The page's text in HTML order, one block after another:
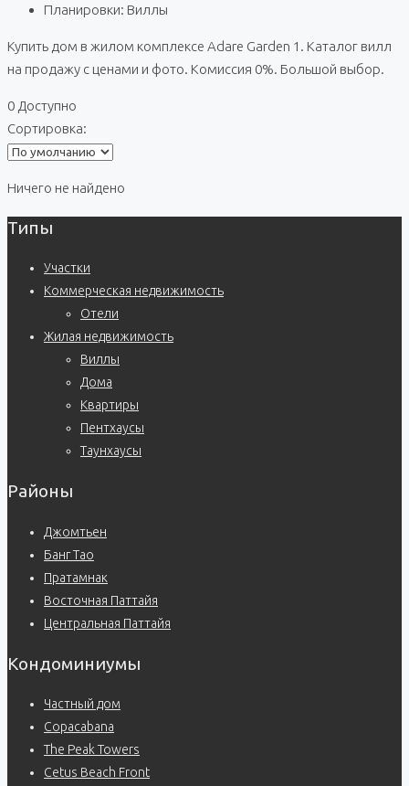
Планировки: Виллы
Купить дом в жилом комплексе Adare Garden 1. Каталог вилл
на продажу с ценами и фото. Комиссия 0%. Большой выбор.
0 Доступно
Сортировка:
Ничего не найдено
Типы
Участки
Коммерческая недвижимость
Отели
Жилая недвижимость
Виллы
Дома
Квартиры
Пентхаусы
Таунхаусы
Районы
Джомтьен
Банг Тао
Пратамнак
Восточная Паттайя
Центральная Паттайя
Кондоминиумы
Частный дом
Copacabana
The Peak Towers
Cetus Beach Front